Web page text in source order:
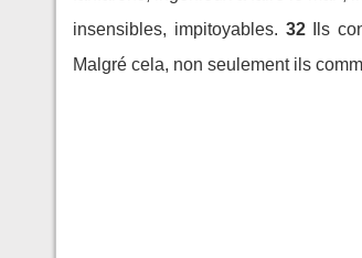
insensibles, impitoyables. 32
Ils
Malgré cela, non seulement ils